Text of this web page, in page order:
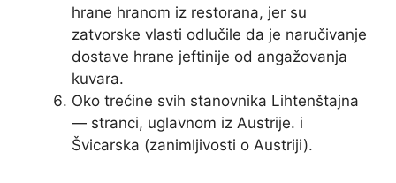
hrane hranom iz restorana, jer su
zatvorske vlasti odlučile da je naručivanje
dostave hrane jeftinije od angažovanja
kuvara.
Oko trećine svih stanovnika Lihtenštajna
— stranci, uglavnom iz Austrije. i
Švicarska (zanimljivosti o Austriji).